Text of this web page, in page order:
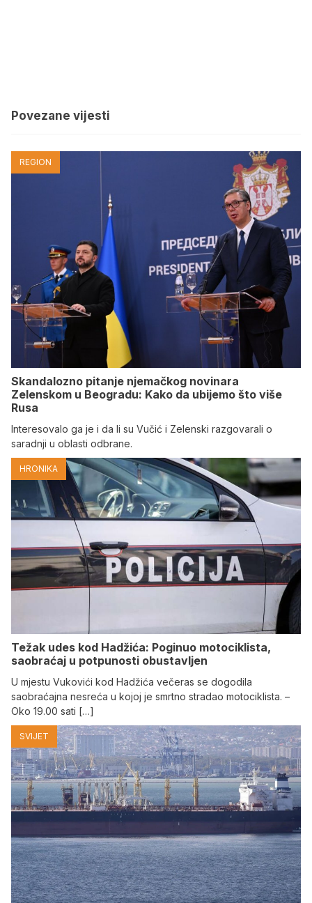
Povezane vijesti
REGION
Skandalozno pitanje njemačkog novinara
Zelenskom u Beogradu: Kako da ubijemo što više
Rusa
Interesovalo ga je i da li su Vučić i Zelenski razgovarali o
saradnji u oblasti odbrane.
HRONIKA
Težak udes kod Hadžića: Poginuo motociklista,
saobraćaj u potpunosti obustavljen
U mjestu Vukovići kod Hadžića večeras se dogodila
saobraćajna nesreća u kojoj je smrtno stradao motociklista. –
Oko 19.00 sati […]
SVIJET